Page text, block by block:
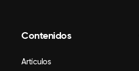
Contenidos
Artículos